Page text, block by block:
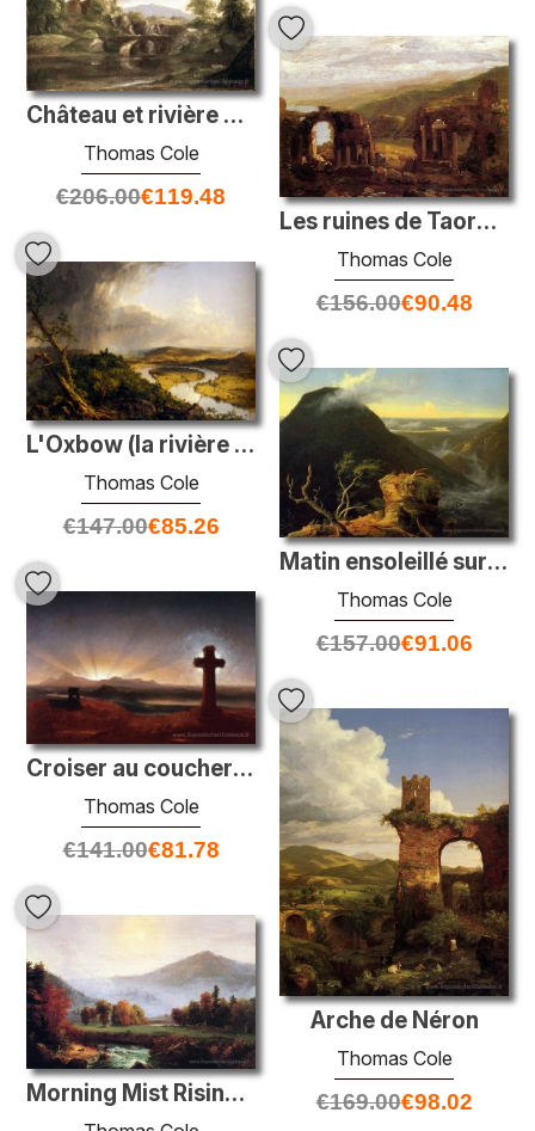
Château et rivière en ruine
Thomas Cole
€206.00€119.48
Les ruines de Taormina
Thomas Cole
€156.00€90.48
L'Oxbow (la rivière Connecticut près de Northampton)
Thomas Cole
€147.00€85.26
Matin ensoleillé sur la rivière Hudson
Thomas Cole
€157.00€91.06
Croiser au coucher du soleil
Thomas Cole
€141.00€81.78
Arche de Néron
Thomas Cole
€169.00€98.02
Morning Mist Rising à Plymouth, New Hampshire